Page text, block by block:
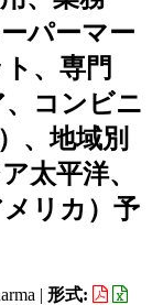
パーマー
、専門
コンビニ
、地域別
太平洋、
リカ）予
| 形式: